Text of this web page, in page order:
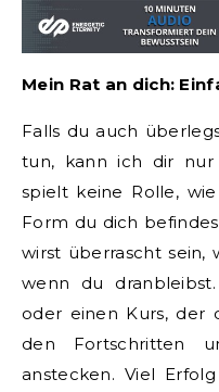
Mein Rat an dich:
Falls du auch
tun, kann ich dir nur
spielt keine Rolle,
Form du dich
wirst überrascht sein,
wenn du
oder einen Kurs, der
den Fortschritten
anstecken. Viel